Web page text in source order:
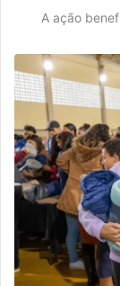
A ação